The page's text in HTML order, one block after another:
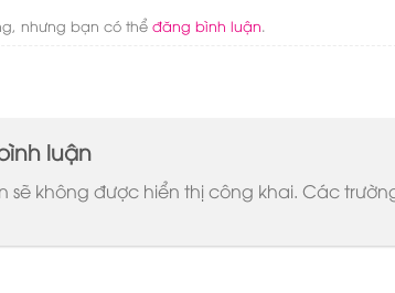
nhưng bạn có thể đăng bình luận.
luận
sẽ không được hiển thị công khai. Các